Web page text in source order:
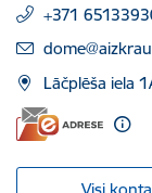
+371
E-pasts:
Lāčplēša iela
Visi